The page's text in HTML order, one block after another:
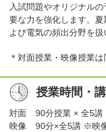
入試問題やオリジナル
要な力を強化します。
よび電気の頻出分野を扱
＊対面授業・映像授業は
授業時間・
対面
90分授業 × 全5講
映像
90分×全5講 ※映